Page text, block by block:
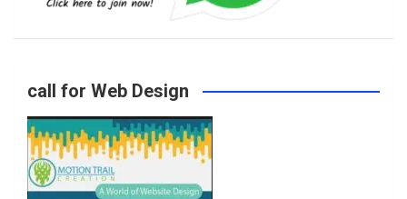
o
k
r
a
call for Web Design